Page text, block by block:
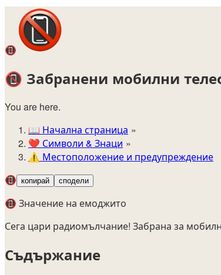
📵
📵 Забранени мобилни
You are here.
📖 Начална страница
❤️ Символи & Знаци
⚠️ Местоположение и предупреждение
📵 копирай сподели
📵 Значение на емоджито
Сега цари радиомълчание! Забрана за
Съдържание